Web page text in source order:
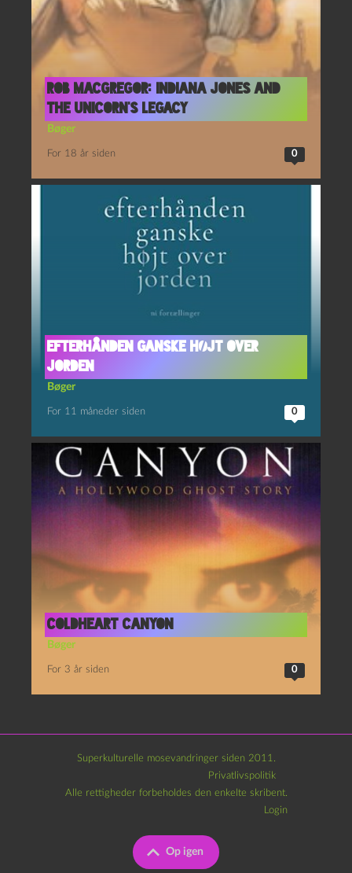
Rob MacGregor: Indiana Jones and
the Unicorn’s Legacy
Bøger
For 18 år siden 0
Efterhånden ganske højt over
jorden
Bøger
For 11 måneder siden 0
Coldheart Canyon
Bøger
For 3 år siden 0
Superkulturelle mosevandringer siden 2011.
Privatlivspolitik
Op igen
Alle rettigheder forbeholdes den enkelte skribent.
Login